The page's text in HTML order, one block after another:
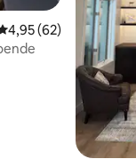
av 5 i
4,95 (62)